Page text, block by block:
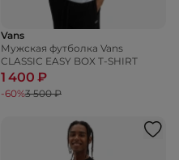
Vans
Мужская футболка Vans
CLASSIC EASY BOX T-SHIRT
1 400 ₽
-60%3 500 ₽